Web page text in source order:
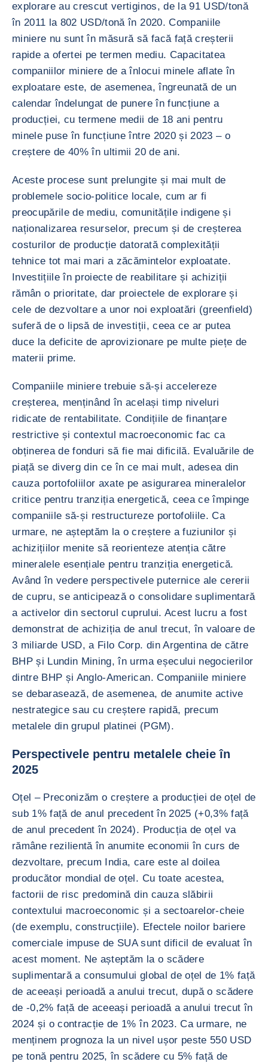
explorare au crescut vertiginos, de la 91 USD/tonă
în 2011 la 802 USD/tonă în 2020. Companiile
miniere nu sunt în măsură să facă față creșterii
rapide a ofertei pe termen mediu. Capacitatea
companiilor miniere de a înlocui minele aflate în
exploatare este, de asemenea, îngreunată de un
calendar îndelungat de punere în funcțiune a
producției, cu termene medii de 18 ani pentru
minele puse în funcțiune între 2020 și 2023 – o
creștere de 40% în ultimii 20 de ani.
Aceste procese sunt prelungite și mai mult de
problemele socio-politice locale, cum ar fi
preocupările de mediu, comunitățile indigene și
naționalizarea resurselor, precum și de creșterea
costurilor de producție datorată complexității
tehnice tot mai mari a zăcămintelor exploatate.
Investițiile în proiecte de reabilitare și achiziții
rămân o prioritate, dar proiectele de explorare și
cele de dezvoltare a unor noi exploatări (greenfield)
suferă de o lipsă de investiții, ceea ce ar putea
duce la deficite de aprovizionare pe multe piețe de
materii prime.
Companiile miniere trebuie să-și accelereze
creșterea, menținând în același timp niveluri
ridicate de rentabilitate. Condițiile de finanțare
restrictive și contextul macroeconomic fac ca
obținerea de fonduri să fie mai dificilă. Evaluările de
piață se diverg din ce în ce mai mult, adesea din
cauza portofoliilor axate pe asigurarea mineralelor
critice pentru tranziția energetică, ceea ce împinge
companiile să-și restructureze portofoliile. Ca
urmare, ne așteptăm la o creștere a fuziunilor și
achizițiilor menite să reorienteze atenția către
mineralele esențiale pentru tranziția energetică.
Având în vedere perspectivele puternice ale cererii
de cupru, se anticipează o consolidare suplimentară
a activelor din sectorul cuprului. Acest lucru a fost
demonstrat de achiziția de anul trecut, în valoare de
3 miliarde USD, a Filo Corp. din Argentina de către
BHP și Lundin Mining, în urma eșecului negocierilor
dintre BHP și Anglo-American. Companiile miniere
se debarasează, de asemenea, de anumite active
nestrategice sau cu creștere rapidă, precum
metalele din grupul platinei (PGM).
Perspectivele pentru metalele cheie în
2025
Oțel – Preconizăm o creștere a producției de oțel de
sub 1% față de anul precedent în 2025 (+0,3% față
de anul precedent în 2024). Producția de oțel va
rămâne rezilientă în anumite economii în curs de
dezvoltare, precum India, care este al doilea
producător mondial de oțel. Cu toate acestea,
factorii de risc predomină din cauza slăbirii
contextului macroeconomic și a sectoarelor-cheie
(de exemplu, construcțiile). Efectele noilor bariere
comerciale impuse de SUA sunt dificil de evaluat în
acest moment. Ne așteptăm la o scădere
suplimentară a consumului global de oțel de 1% față
de aceeași perioadă a anului trecut, după o scădere
de -0,2% față de aceeași perioadă a anului trecut în
2024 și o contracție de 1% în 2023. Ca urmare, ne
menținem prognoza la un nivel ușor peste 550 USD
pe tonă pentru 2025, în scădere cu 5% față de